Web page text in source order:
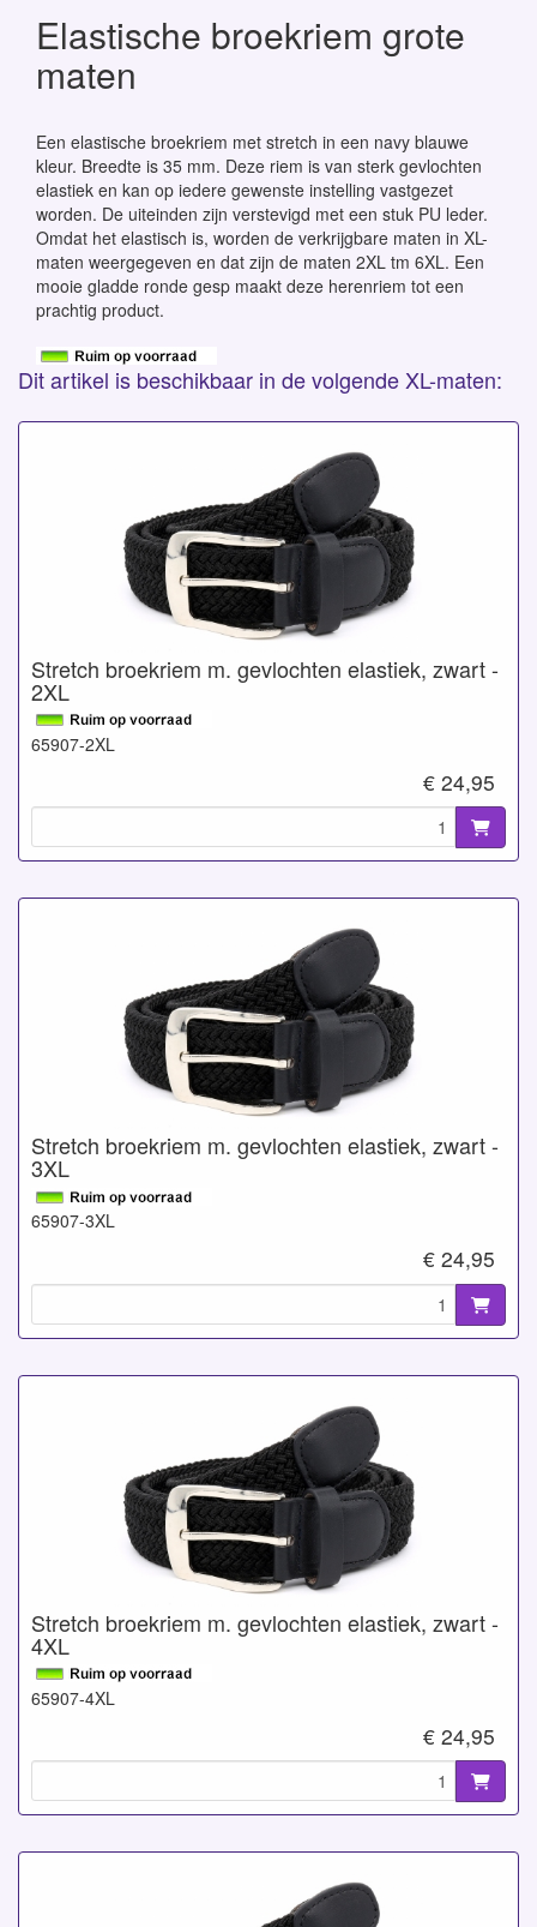
Elastische broekriem grote
maten
Een elastische broekriem met stretch in een navy blauwe
kleur. Breedte is 35 mm. Deze riem is van sterk gevlochten
elastiek en kan op iedere gewenste instelling vastgezet
worden. De uiteinden zijn verstevigd met een stuk PU leder.
Omdat het elastisch is, worden de verkrijgbare maten in XL-
maten weergegeven en dat zijn de maten 2XL tm 6XL. Een
mooie gladde ronde gesp maakt deze herenriem tot een
prachtig product.
Dit artikel is beschikbaar in de volgende XL-maten:
Stretch broekriem m. gevlochten elastiek, zwart -
2XL
65907-2XL
€ 24,95
Stretch broekriem m. gevlochten elastiek, zwart -
3XL
65907-3XL
€ 24,95
Stretch broekriem m. gevlochten elastiek, zwart -
4XL
65907-4XL
€ 24,95